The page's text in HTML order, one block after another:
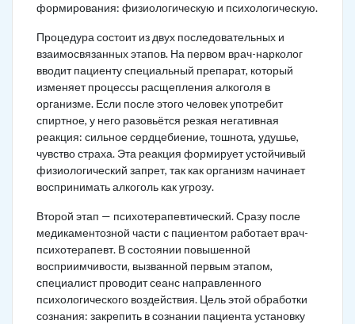
формирования: физиологическую и психологическую.
Процедура состоит из двух последовательных и
взаимосвязанных этапов. На первом врач-нарколог
вводит пациенту специальный препарат, который
изменяет процессы расщепления алкоголя в
организме. Если после этого человек употребит
спиртное, у него разовьётся резкая негативная
реакция: сильное сердцебиение, тошнота, удушье,
чувство страха. Эта реакция формирует устойчивый
физиологический запрет, так как организм начинает
воспринимать алкоголь как угрозу.
Второй этап — психотерапевтический. Сразу после
медикаментозной части с пациентом работает врач-
психотерапевт. В состоянии повышенной
восприимчивости, вызванной первым этапом,
специалист проводит сеанс направленного
психологического воздействия. Цель этой обработки
сознания: закрепить в сознании пациента установку